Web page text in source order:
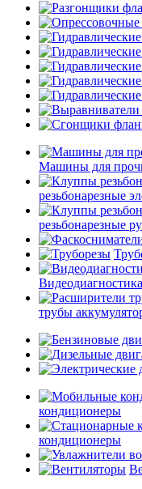
Машины для
резьбонарезные
резьбонарезные
трубы
кондиционеры
кондиционеры